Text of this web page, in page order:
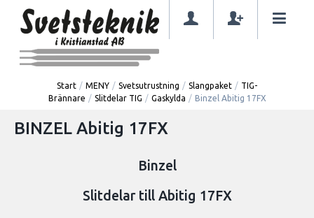
Start / MENY / Svetsutrustning / Slangpaket / TIG-
Brännare / Slitdelar TIG / Gaskylda / Binzel Abitig 17FX
BINZEL Abitig 17FX
Binzel
Slitdelar till Abitig 17FX